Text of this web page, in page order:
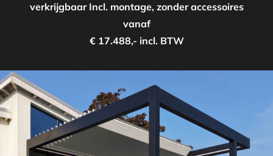
verkrijgbaar Incl. montage, zonder accessoires
vanaf
€ 17.488,- incl. BTW